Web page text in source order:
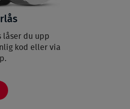
du upp
kod eller via